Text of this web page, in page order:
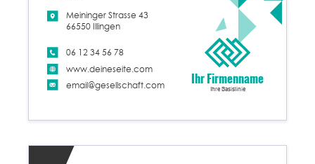
www.deineseite.com
email@gesellschaft.com
06 12 34 56 78
Meininger Strasse 43
66550 Illingen
Ihr Firmenname
Ihre Basislinie